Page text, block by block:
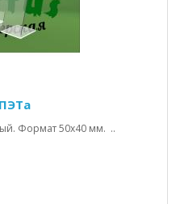
Формат 50х40 мм. ..